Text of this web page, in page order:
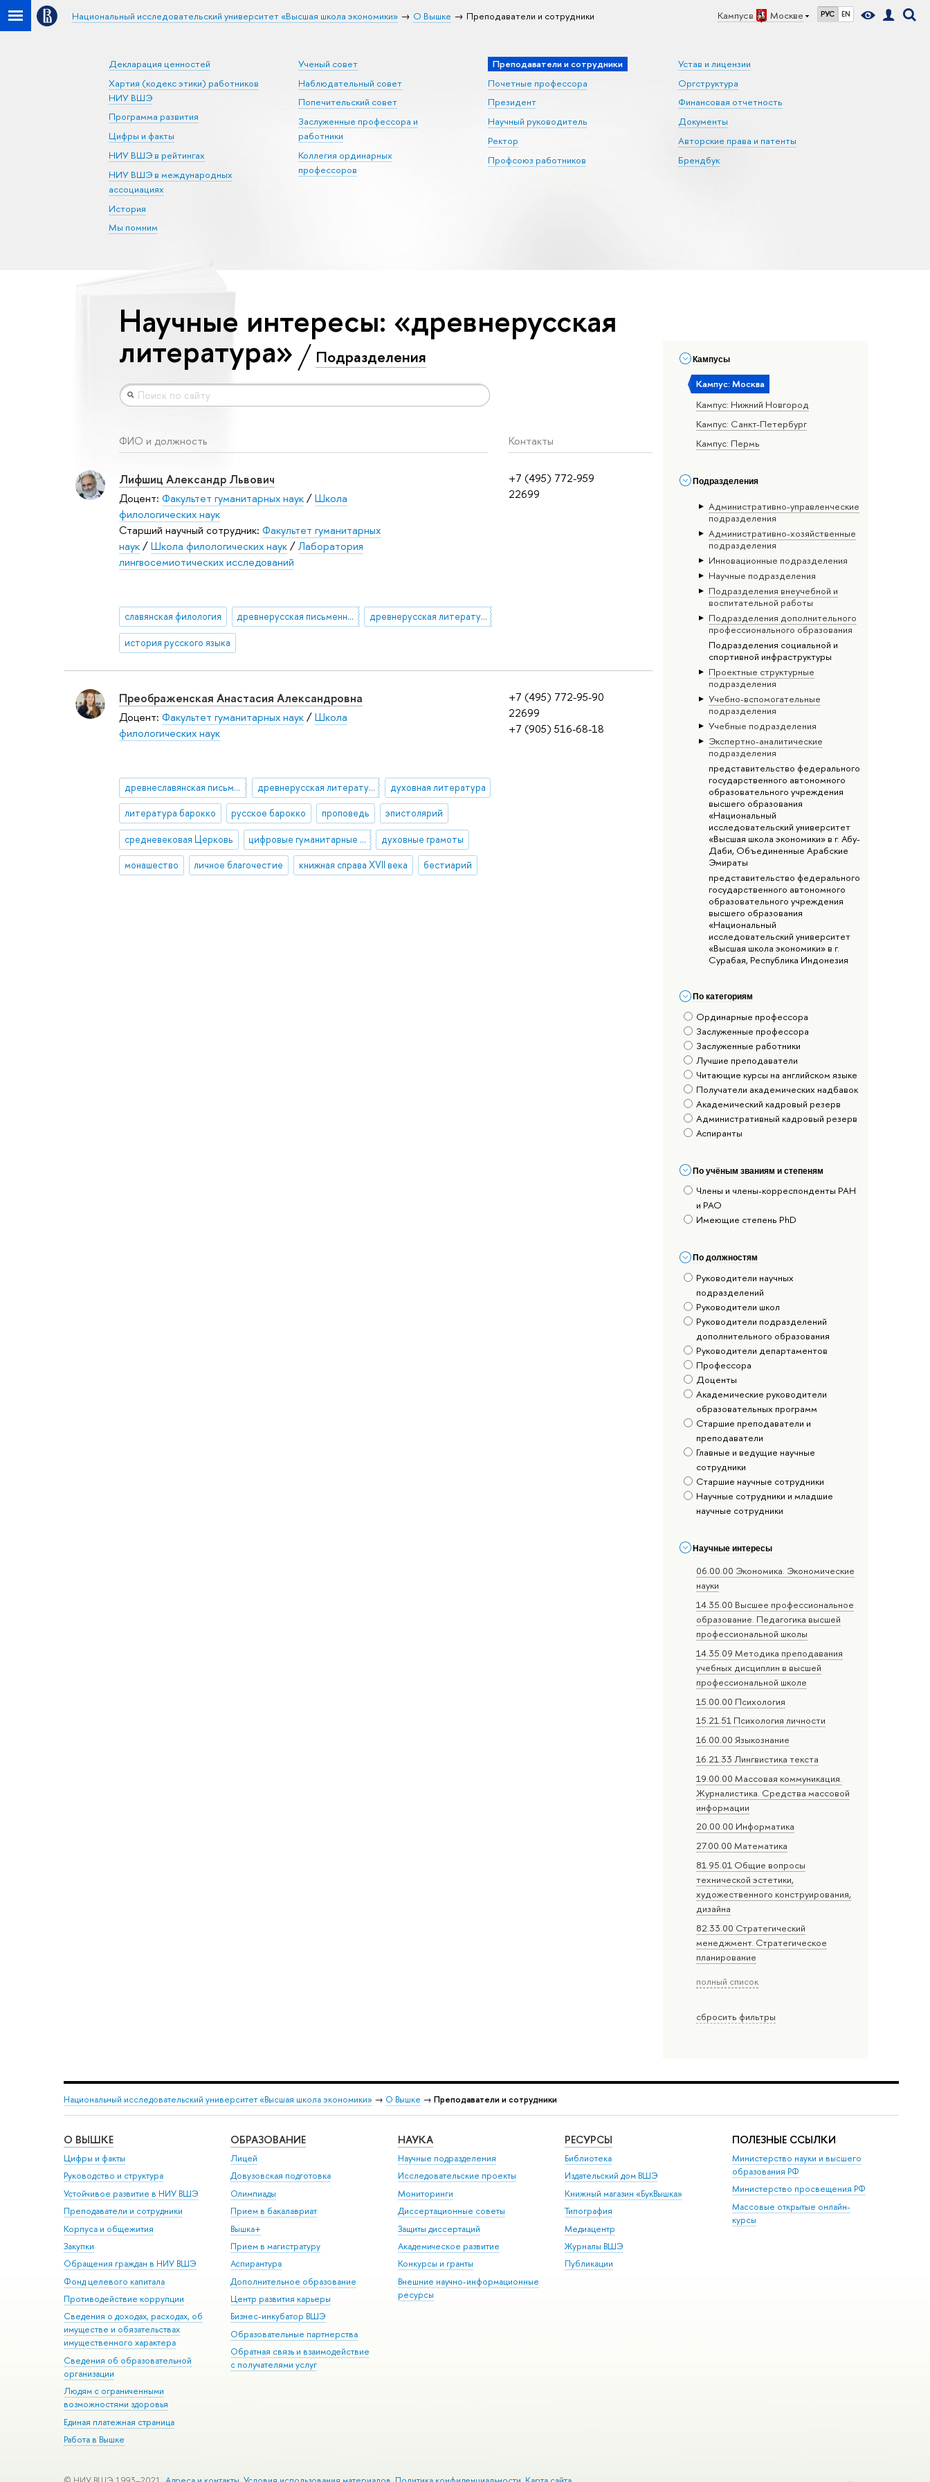
Кампус в Москве РУС EN
Национальный исследовательский университет «Высшая школа экономики» О Вышке Преподаватели и сотрудники
Декларация ценностей
Хартия (кодекс этики) работников
НИУ ВШЭ
Программа развития
Цифры и факты
НИУ ВШЭ в рейтингах
НИУ ВШЭ в международных
ассоциациях
История
Мы помним
Ученый совет
Наблюдательный совет
Попечительский совет
Заслуженные профессора и
работники
Коллегия ординарных
профессоров
Преподаватели и сотрудники
Почетные профессора
Президент
Научный руководитель
Ректор
Профсоюз работников
Устав и лицензии
Оргструктура
Финансовая отчетность
Документы
Авторские права и патенты
Брендбук
Кампусы
Кампус: Москва
Кампус: Нижний Новгород
Кампус: Санкт-Петербург
Кампус: Пермь
Подразделения
Административно-управленческие
подразделения
Административно-хозяйственные
подразделения
Инновационные подразделения
Научные подразделения
Подразделения внеучебной и
воспитательной работы
Подразделения дополнительного
профессионального образования
Подразделения социальной и
спортивной инфраструктуры
Проектные структурные
подразделения
Учебно-вспомогательные
подразделения
Учебные подразделения
Экспертно-аналитические
подразделения
представительство федерального
государственного автономного
образовательного учреждения
высшего образования
«Национальный
исследовательский университет
«Высшая школа экономики» в г. Абу-
Даби, Объединенные Арабские
Эмираты
представительство федерального
государственного автономного
образовательного учреждения
высшего образования
«Национальный
исследовательский университет
«Высшая школа экономики» в г.
Сурабая, Республика Индонезия
По категориям
Ординарные профессора
Заслуженные профессора
Заслуженные работники
Лучшие преподаватели
Читающие курсы на английском языке
Получатели академических надбавок
Академический кадровый резерв
Административный кадровый резерв
Аспиранты
По учёным званиям и степеням
Члены и члены-корреспонденты РАН
и РАО
Имеющие степень PhD
По должностям
Руководители научных
подразделений
Руководители школ
Руководители подразделений
дополнительного образования
Руководители департаментов
Профессора
Доценты
Академические руководители
образовательных программ
Старшие преподаватели и
преподаватели
Главные и ведущие научные
сотрудники
Старшие научные сотрудники
Научные сотрудники и младшие
научные сотрудники
Научные интересы
06.00.00 Экономика. Экономические
науки
14.35.00 Высшее профессиональное
образование. Педагогика высшей
профессиональной школы
14.35.09 Методика преподавания
учебных дисциплин в высшей
профессиональной школе
15.00.00 Психология
15.21.51 Психология личности
16.00.00 Языкознание
16.21.33 Лингвистика текста
19.00.00 Массовая коммуникация.
Журналистика. Средства массовой
информации
20.00.00 Информатика
27.00.00 Математика
81.95.01 Общие вопросы
технической эстетики,
художественного конструирования,
дизайна
82.33.00 Стратегический
менеджмент. Стратегическое
планирование
полный список
сбросить фильтры
Научные интересы: «древнерусская
литература» Подразделения
ФИО и должность Контакты
+7 (495) 772-959
22699
Лифшиц Александр Львович
Доцент: Факультет гуманитарных наук/Школа
филологических наук
Старший научный сотрудник: Факультет гуманитарных
наук/Школа филологических наук/Лаборатория
лингвосемиотических исследований
славянская филология древнерусская письменность и культура древнерусская литература
история русского языка
+7 (495) 772-95-90
22699
+7 (905) 516-68-18
Преображенская Анастасия Александровна
Доцент: Факультет гуманитарных наук/Школа
филологических наук
древнеславянская письменность и литература и древнерусская литература духовная литература
литература барокко русское барокко проповедь эпистолярий
средневековая Церковь цифровые гуманитарные исследования духовные грамоты
монашество личное благочестие книжная справа XVII века бестиарий
Национальный исследовательский университет «Высшая школа экономики» → О Вышке → Преподаватели и сотрудники
О ВЫШКЕ
Цифры и факты
Руководство и структура
Устойчивое развитие в НИУ ВШЭ
Преподаватели и сотрудники
Корпуса и общежития
Закупки
Обращения граждан в НИУ ВШЭ
Фонд целевого капитала
Противодействие коррупции
Сведения о доходах, расходах, об
имуществе и обязательствах
имущественного характера
Сведения об образовательной
организации
Людям с ограниченными
возможностями здоровья
Единая платежная страница
Работа в Вышке
ОБРАЗОВАНИЕ
Лицей
Довузовская подготовка
Олимпиады
Прием в бакалавриат
Вышка+
Прием в магистратуру
Аспирантура
Дополнительное образование
Центр развития карьеры
Бизнес-инкубатор ВШЭ
Образовательные партнерства
Обратная связь и взаимодействие
с получателями услуг
НАУКА
Научные подразделения
Исследовательские проекты
Мониторинги
Диссертационные советы
Защиты диссертаций
Академическое развитие
Конкурсы и гранты
Внешние научно-информационные
ресурсы
РЕСУРСЫ
Библиотека
Издательский дом ВШЭ
Книжный магазин «БукВышка»
Типография
Медиацентр
Журналы ВШЭ
Публикации
ПОЛЕЗНЫЕ ССЫЛКИ
Министерство науки и высшего
образования РФ
Министерство просвещения РФ
Массовые открытые онлайн-
курсы